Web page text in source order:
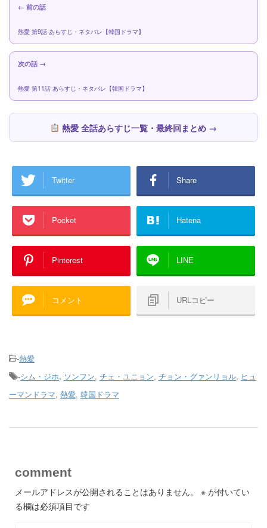
← 前の話
熱愛 第9話 あらすじ・ネタバレ【韓国ドラマ】
次の話 →
熱愛 第11話 あらすじ・ネタバレ【韓国ドラマ】
熱愛 全話あらすじ一覧・最終回まとめ →
Twitter Share
Pocket Hatena
Pinterest LINE
コメント URLコピー
-熱愛
-シム・ジホ, ソンフン, チェ・ユニョン, チョン・グァンリョル, ヒュ
ーマンドラマ, 熱愛, 韓国ドラマ
comment
メールアドレスが公開されることはありません。 ※ が付いてい
る欄は必須項目です